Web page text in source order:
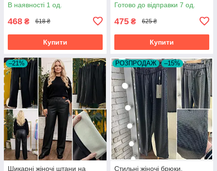
В наявності 1 од.
468 ₴ 618 ₴
Купити
Готово до відправки 7 од.
475 ₴ 625 ₴
Купити
–21%
Шикарні жіночі штани на
РОЗПРОДАЖ –15%
Стильні жіночі брюки,